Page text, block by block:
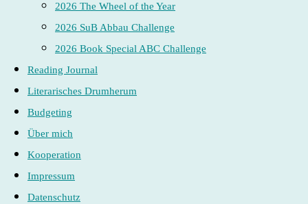
2026 The Wheel of the Year
2026 SuB Abbau Challenge
2026 Book Special ABC Challenge
Reading Journal
Literarisches Drumherum
Budgeting
Über mich
Kooperation
Impressum
Datenschutz